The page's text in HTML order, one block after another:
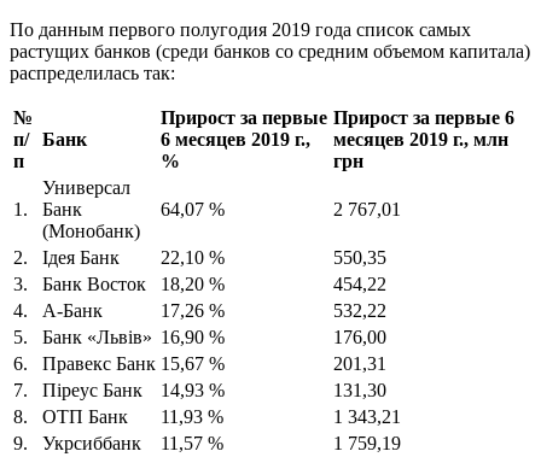
По данным первого полугодия 2019 года список самых
растущих банков (среди банков со средним объемом капитала)
распределилась так:
№
п/
п
Банк
Прирост за первые
6 месяцев 2019 г.,
%
Прирост за первые 6
месяцев 2019 г., млн
грн
1.
Универсал
Банк
(Монобанк)
64,07 % 2 767,01
2. Ідея Банк 22,10 %
550,35
3.
Банк Восток 18,20 %
454,22
4.
А-Банк 17,26 %
532,22
5.
Банк «Львів» 16,90 %
176,00
6.
Правекс Банк 15,67 %
201,31
7.
Піреус Банк 14,93 %
131,30
8.
ОТП Банк 11,93 %
1 343,21
9.
Укрсиббанк 11,57 %
1 759,19